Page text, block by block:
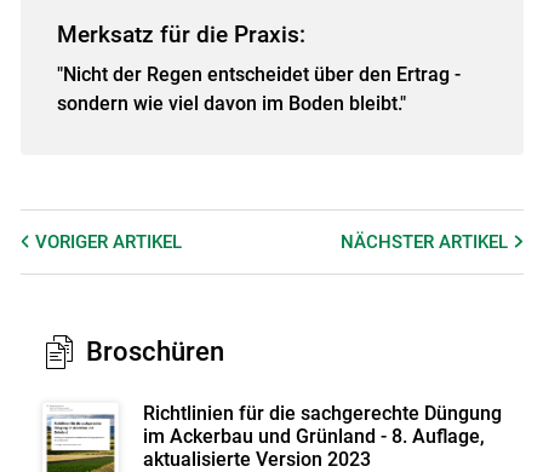
Merksatz für die Praxis:
"Nicht der Regen entscheidet über den Ertrag -
sondern wie viel davon im Boden bleibt."
VORIGER ARTIKEL NÄCHSTERARTIKEL
Broschüren
Richtlinien für die sachgerechte Düngung
im Ackerbau und Grünland - 8. Auflage,
aktualisierte Version 2023